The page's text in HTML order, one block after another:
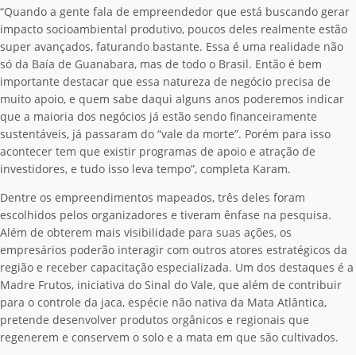
“Quando a gente fala de empreendedor que está buscando gerar
impacto socioambiental produtivo, poucos deles realmente estão
super avançados, faturando bastante. Essa é uma realidade não
só da Baía de Guanabara, mas de todo o Brasil. Então é bem
importante destacar que essa natureza de negócio precisa de
muito apoio, e quem sabe daqui alguns anos poderemos indicar
que a maioria dos negócios já estão sendo financeiramente
sustentáveis, já passaram do “vale da morte”. Porém para isso
acontecer tem que existir programas de apoio e atração de
investidores, e tudo isso leva tempo”, completa Karam.
Dentre os empreendimentos mapeados, três deles foram
escolhidos pelos organizadores e tiveram ênfase na pesquisa.
Além de obterem mais visibilidade para suas ações, os
empresários poderão interagir com outros atores estratégicos da
região e receber capacitação especializada. Um dos destaques é a
Madre Frutos, iniciativa do Sinal do Vale, que além de contribuir
para o controle da jaca, espécie não nativa da Mata Atlântica,
pretende desenvolver produtos orgânicos e regionais que
regenerem e conservem o solo e a mata em que são cultivados.